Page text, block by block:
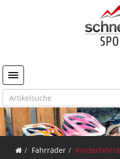
Toggle navigation
Fahrräder